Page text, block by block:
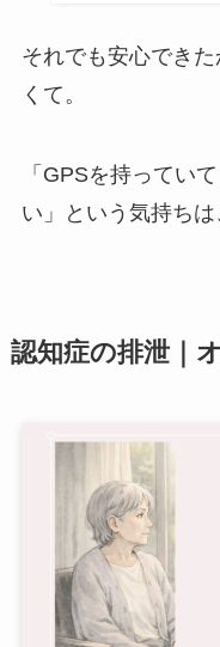
それでも安心でき
くて。
「GPSを持ってい
い」という気持ちは
認知症の排泄｜